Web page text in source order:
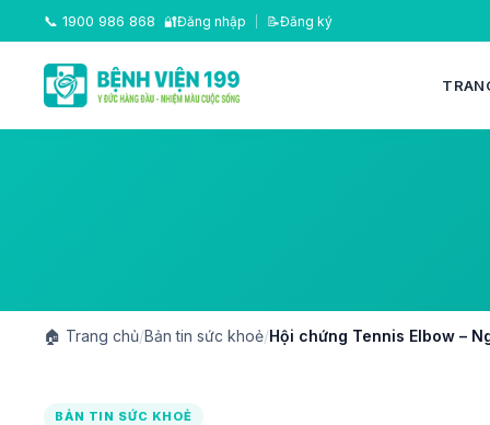
📞 1900 986 868 🔐Đăng nhập 📝Đăng ký
🏠 Trang chủ/Bản tin sức khoẻ/Hội chứng Tennis Elbow –
BẢN TIN SỨC KHOẺ